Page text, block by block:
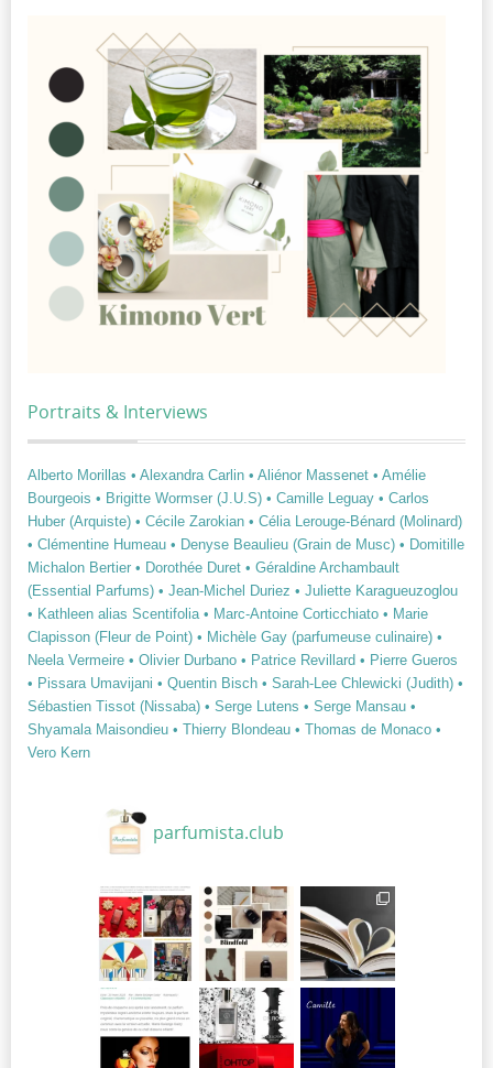
Portraits & Interviews
Alberto Morillas • Alexandra Carlin • Aliénor Massenet • Amélie
Bourgeois • Brigitte Wormser (J.U.S) • Camille Leguay • Carlos
Huber (Arquiste) • Cécile Zarokian • Célia Lerouge-Bénard (Molinard)
• Clémentine Humeau • Denyse Beaulieu (Grain de Musc) • Domitille
Michalon Bertier • Dorothée Duret • Géraldine Archambault
(Essential Parfums) • Jean-Michel Duriez • Juliette Karagueuzoglou
• Kathleen alias Scentifolia • Marc-Antoine Corticchiato • Marie
Clapisson (Fleur de Point) • Michèle Gay (parfumeuse culinaire) •
Neela Vermeire • Olivier Durbano • Patrice Revillard • Pierre Gueros
• Pissara Umavijani • Quentin Bisch • Sarah-Lee Chlewicki (Judith) •
Sébastien Tissot (Nissaba) • Serge Lutens • Serge Mansau •
Shyamala Maisondieu • Thierry Blondeau • Thomas de Monaco •
Vero Kern
parfumista.club